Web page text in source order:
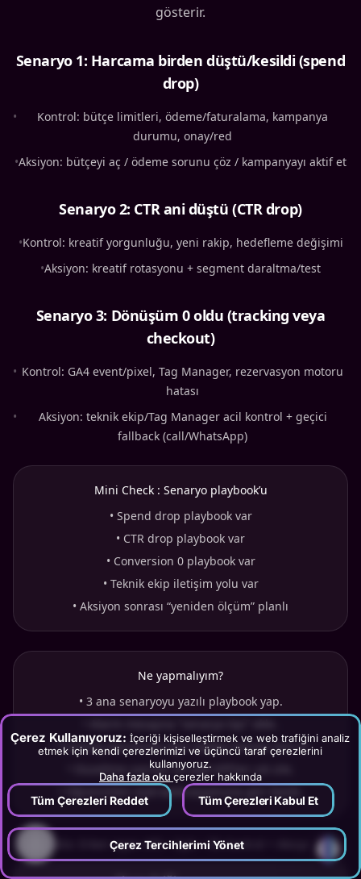
Çerez Kullanıyoruz: İçeriği kişiselleştirmek ve web trafiğini analiz
etmek için kendi çerezlerimizi ve üçüncü taraf çerezlerini
kullanıyoruz.
Daha fazla oku çerezler hakkında
Tüm Çerezleri Reddet Tüm Çerezleri Kabul Et
Çerez Tercihlerimi Yönet
gösterir.
Senaryo 1: Harcama birden düştü/kesildi (spend
drop)
•
Kontrol: bütçe limitleri, ödeme/faturalama, kampanya
durumu, onay/red
•Aksiyon: bütçeyi aç / ödeme sorunu çöz / kampanyayı aktif et
Senaryo 2: CTR ani düştü (CTR drop)
•Kontrol: kreatif yorgunluğu, yeni rakip, hedefleme değişimi
•Aksiyon: kreatif rotasyonu + segment daraltma/test
Senaryo 3: Dönüşüm 0 oldu (tracking veya
checkout)
• Kontrol: GA4 event/pixel, Tag Manager, rezervasyon motoru
hatası
•
Aksiyon: teknik ekip/Tag Manager acil kontrol + geçici
fallback (call/WhatsApp)
Mini Check : Senaryo playbook’u
• Spend drop playbook var
• CTR drop playbook var
• Conversion 0 playbook var
• Teknik ekip iletişim yolu var
• Aksiyon sonrası “yeniden ölçüm” planlı
Ne yapmalıyım?
• 3 ana senaryoyu yazılı playbook yap.
•Tracking alarmında ilgili sayfayı hemen test et.
Düzeltme sonrası 24 saat KPI’ları sık izle.
Öğrenimleri eşik kalibrasyonuna geri besle.
Tablo: Erken Uyarı KPI + Eşik + İlk Kontrol + Aksiyon ?